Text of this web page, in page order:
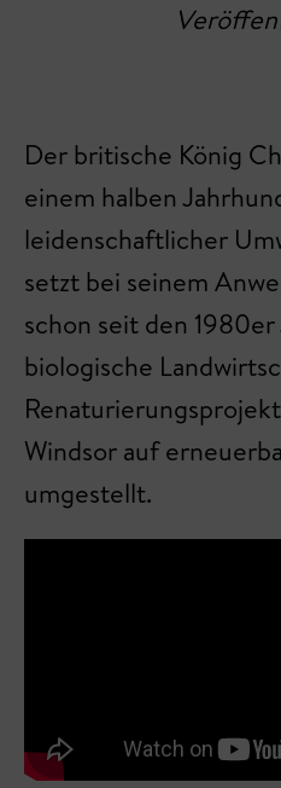
Der britische König
einem halben
leidenschaftlicher
setzt bei seinem
schon seit den
biologische
Windsor auf
umgestellt.